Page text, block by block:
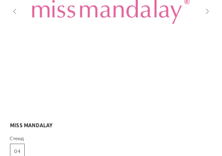
MISS MANDALAY
Стенд
04